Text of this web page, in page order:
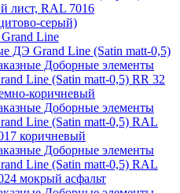
лист, RAL 7016
серый)
Line
ДЭ Grand Line (Satin matt-0,5)
Доборные элементы
Line (Satin matt-0,5) RR 32
коричневый
Доборные элементы
Line (Satin matt-0,5) RAL
коричневый
Доборные элементы
Line (Satin matt-0,5) RAL
мокрый асфальт